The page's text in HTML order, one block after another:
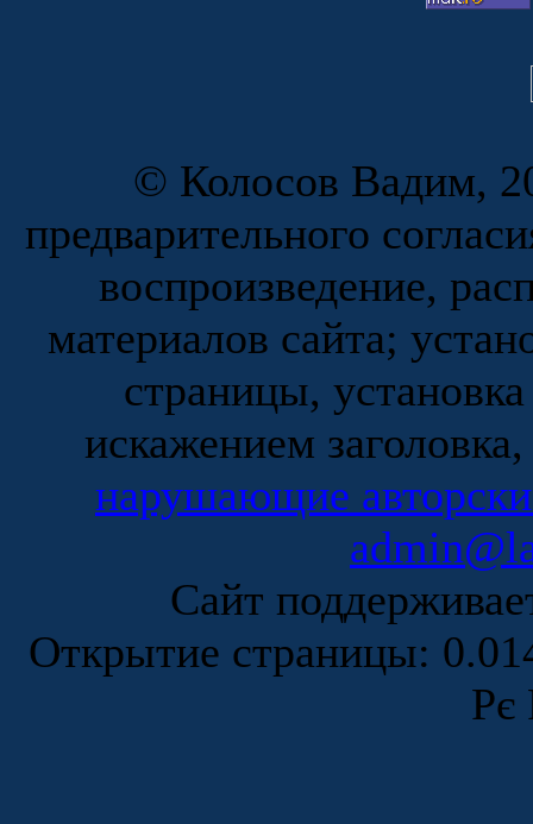
© Колосов Вадим,
предварительного
воспроизведение,
материалов сайта;
страницы,
искажением
нарушающие
Сайт
Открытие страницы:
Рє